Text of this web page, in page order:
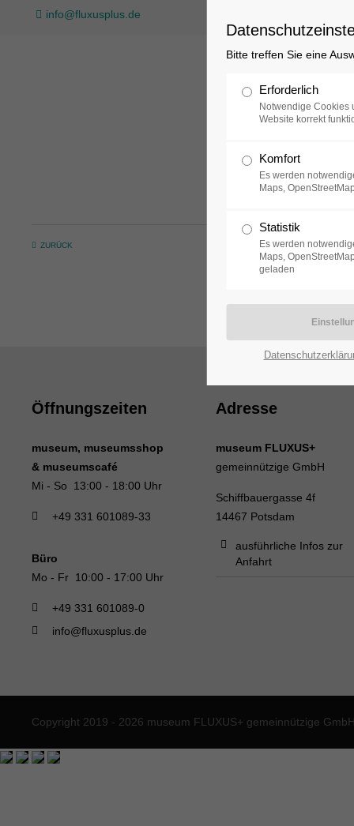
info@fluxusplus.de
Sammlung
ZURÜCK
Öffnungszeiten
museum, museumsshop
& museumscafé
Mi - So 13:00 - 18:00 Uhr
+49 331 601089-33
Büro
Mo - Fr 10:00 - 17:00 Uhr
+49 331 601089-0
info@fluxusplus.de
Adresse
museum FLUXUS+
gemeinnützige GmbH
Schiffbauergasse 4f
14467 Potsdam
ausführliche Infos zur
Anfahrt
Copyright 2019 - 2026 museum FLUXUS+ gemeinnützige
Bitte treffen Sie eine
Erforderlich
Notwendige Cookies
Website korrekt
Komfort
Es werden
Maps,
Statistik
Es werden
Maps,
geladen